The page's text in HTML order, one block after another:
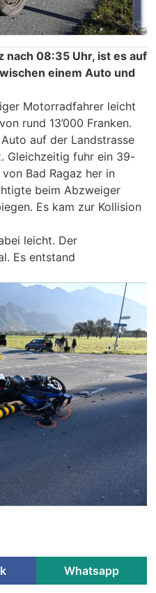
nach 08:35 Uhr, ist es auf
einem Auto und
Motorradfahrer leicht
rund 13’000 Franken.
auf der Landstrasse
Gleichzeitig fuhr ein 39-
Bad Ragaz her in
beim Abzweiger
Es kam zur Kollision
leicht. Der
Es entstand
Whatsapp